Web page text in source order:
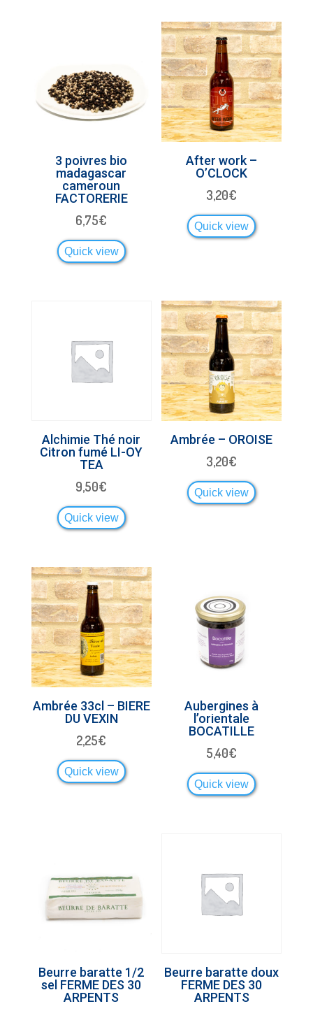
3 poivres bio
madagascar
cameroun
FACTORERIE
6,75€
Quick view
After work –
O’CLOCK
3,20€
Quick view
Alchimie Thé noir
Citron fumé LI-OY
TEA
9,50€
Quick view
Ambrée – OROISE
3,20€
Quick view
Ambrée 33cl – BIERE
DU VEXIN
2,25€
Quick view
Aubergines à
l’orientale
BOCATILLE
5,40€
Quick view
Beurre baratte 1/2
sel FERME DES 30
ARPENTS
Beurre baratte doux
FERME DES 30
ARPENTS